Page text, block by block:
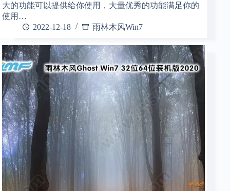
大的功能可以提供给你使用，大量优秀的功能满足你的
使用…
2022-12-18
雨林木风Win7